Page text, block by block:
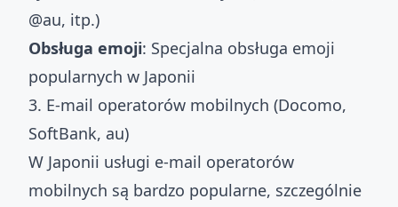
@au, itp.)
Obsługa emoji: Specjalna obsługa emoji
popularnych w Japonii
3. E-mail operatorów mobilnych (Docomo,
SoftBank, au)
W Japonii usługi e-mail operatorów
mobilnych są bardzo popularne, szczególnie